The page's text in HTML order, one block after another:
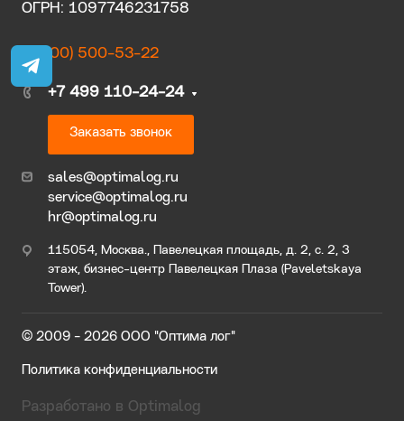
ОГРН: 1097746231758
8 (800) 500-53-22
+7 499 110-24-24
Заказать звонок
sales@optimalog.ru
service@optimalog.ru
hr@optimalog.ru
115054, Москва., Павелецкая площадь, д. 2, с. 2, 3
этаж, бизнес-центр Павелецкая Плаза (Paveletskaya
Tower).
© 2009 - 2026 ООО "Оптима лог"
Политика конфиденциальности
Разработано в Optimalog